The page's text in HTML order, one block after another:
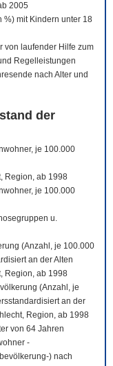
2005
%) mit Kindern unter 18
von laufender Hilfe zum
Regelleistungen
nach Alter und
der
je 100.000
Region, ab 1998
je 100.000
u.
(Anzahl, je 100.000
an der Alten
Region, ab 1998
(Anzahl, je
an der
Region, ab 1998
von 64 Jahren
-
) nach